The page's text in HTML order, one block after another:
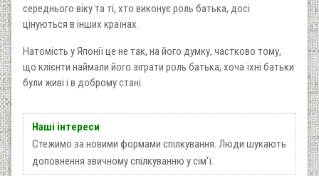
середнього віку та ті, хто виконує роль батька, досі
цінуються в інших країнах.
Натомість у Японії це не так, на його думку, частково тому,
що клієнти наймали його зіграти роль батька, хоча їхні батьки
були живі і в доброму стані.
Наші інтереси
Стежимо за новими формами спілкування. Люди шукають
доповнення звичному спілкуванню у сім'ї.